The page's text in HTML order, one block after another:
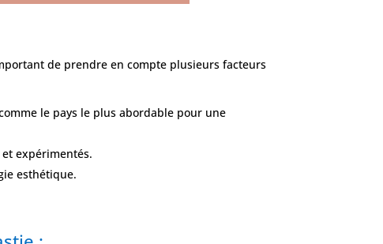
de prendre en compte plusieurs facteurs
le pays le plus abordable pour une
expérimentés.
esthétique.